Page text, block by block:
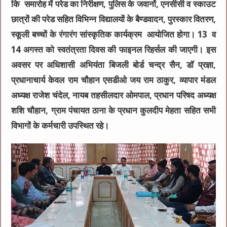
कि समारोह में परेड का निरीक्षण, पुलिस के जवानों, एनसीसी व स्काउट
छात्रों की परेड सहित विभिन्न विद्यालयों के बैण्डवादन, पुरस्कार वितरण,
स्कूली बच्चों के रंगारंग सांस्कृतिक कार्यक्रम आयोजित होगा। 13 व
14 अगस्त को स्वतंत्रता दिवस की फाइनल रिहर्सल की जाएगी। इस
अवसर पर अधिशासी अभियंता बिजली बोर्ड चन्द्र सैन, डॉ प्रज्ञा,
प्रधानाचार्य केवल राम चौहान एसडीओ जय राम ठाकुर, व्यापार मंडल
अध्यक्ष राजेश चंदेल, नायब तहसीलदार ओमपाल, प्रधान परिषद अध्यक्ष
शशि चौहान, ग्राम पंचायत ठाना के प्रधान कुलदीप मेहता सहित सभी
विभागों के कर्मचारी उपस्थित रहे।